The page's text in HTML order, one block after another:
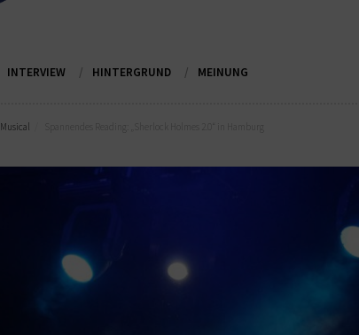
INTERVIEW HINTERGRUND MEINUNG
Musical Spannendes Reading: „Sherlock Holmes 2.0“ in Hamburg